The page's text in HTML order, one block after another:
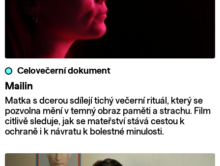
Celovečerní dokument
Mailin
Matka s dcerou sdílejí tichý večerní rituál, který se
pozvolna mění v temný obraz paměti a strachu. Film
citlivě sleduje, jak se mateřství stává cestou k
ochraně i k návratu k bolestné minulosti.